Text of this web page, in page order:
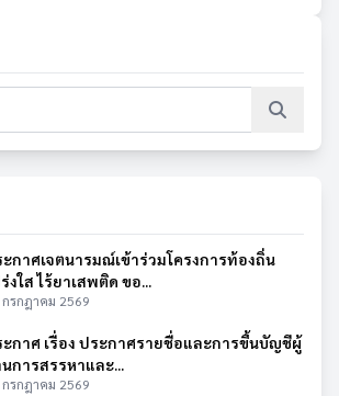
กาศเจตนารมณ์เข้าร่วมโครงการท้องถิ่น
งใส ไร้ยาเสพติด ขอ...
กรกฎาคม 2569
กาศ เรื่อง ประกาศรายชื่อและการขึ้นบัญชีผู้
การสรรหาและ...
กรกฎาคม 2569